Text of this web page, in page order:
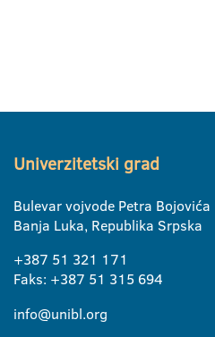
Univerzitetski grad
Bulevar vojvode Petra Bojovića
Banja Luka, Republika Srpska
+387 51 321 171
Faks: +387 51 315 694
info@unibl.org